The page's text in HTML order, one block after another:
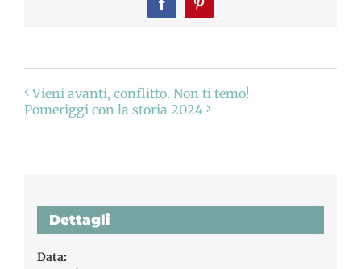
FacebookPinterest
Vieni avanti, conflitto. Non ti temo!
Pomeriggi con la storia 2024
Dettagli
Data: